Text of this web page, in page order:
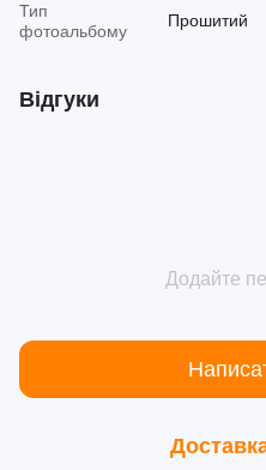
Тип
фотоальбому
Прошитий
Відгуки
Додайте